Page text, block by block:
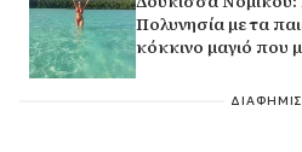
Πολυνησία με τα
κόκκινο μαγιό που